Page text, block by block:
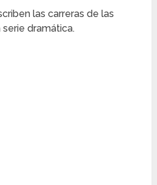
las carreras de las
dramática.